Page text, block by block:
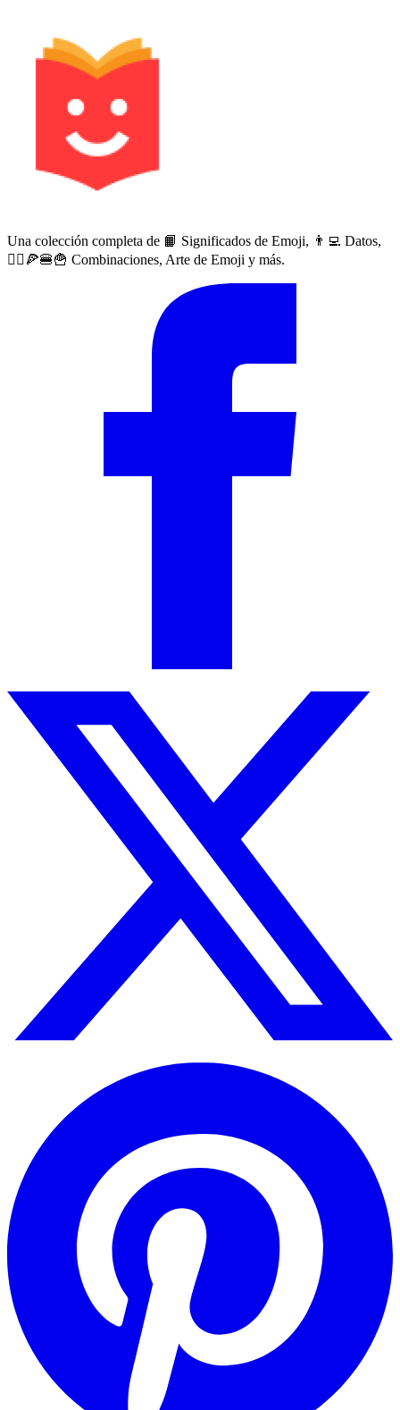
Una colección completa de 📙 Significados de Emoji, 👨‍💻 Datos,
🙅‍♀️🍕🍔🍟 Combinaciones, Arte de Emoji y más.